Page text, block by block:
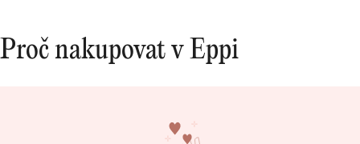
Proč nakupovat v Eppi